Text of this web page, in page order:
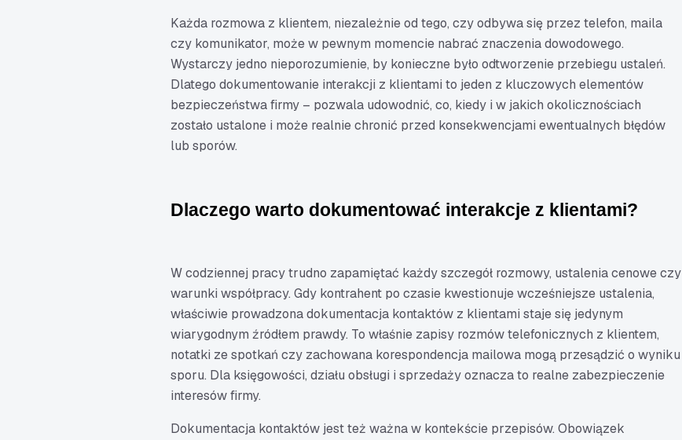
4. Archiwizuj wiadomości i rozmowy w uporządkowany sposób
5. Wykorzystaj system CRM do automatyzacji i kontroli dokumentacji
6. Zachowaj równowagę między formalnością a efektywnością
7. Analizuj dane i wyciągaj wnioski z kontaktów z klientami
Jak dokumentacja kontaktów z klientami wspiera bezpieczeństwo firmy?
Jak dokumentować kontakty z klientami dla celów dowodowych – podsumowanie
Każda rozmowa z klientem, niezależnie od tego, czy odbywa się przez telefon, maila
czy komunikator, może w pewnym momencie nabrać znaczenia dowodowego.
Wystarczy jedno nieporozumienie, by konieczne było odtworzenie przebiegu ustaleń.
Dlatego dokumentowanie interakcji z klientami to jeden z kluczowych elementów
bezpieczeństwa firmy – pozwala udowodnić, co, kiedy i w jakich okolicznościach
zostało ustalone i może realnie chronić przed konsekwencjami ewentualnych błędów
lub sporów.
Dlaczego warto dokumentować interakcje z klientami?
W codziennej pracy trudno zapamiętać każdy szczegół rozmowy, ustalenia cenowe czy
warunki współpracy. Gdy kontrahent po czasie kwestionuje wcześniejsze ustalenia,
właściwie prowadzona dokumentacja kontaktów z klientami staje się jedynym
wiarygodnym źródłem prawdy. To właśnie zapisy rozmów telefonicznych z klientem,
notatki ze spotkań czy zachowana korespondencja mailowa mogą przesądzić o wyniku
sporu. Dla księgowości, działu obsługi i sprzedaży oznacza to realne zabezpieczenie
interesów firmy.
Dokumentacja kontaktów jest też ważna w kontekście przepisów. Obowiązek